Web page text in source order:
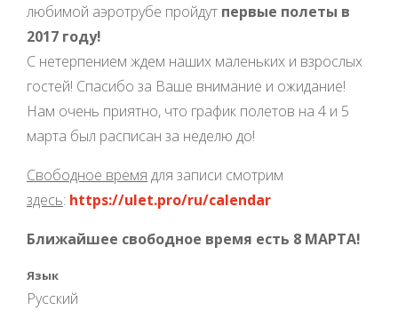
любимой аэротрубе пройдут первые полеты в
2017 году!
С нетерпением ждем наших маленьких и взрослых
гостей! Спасибо за Ваше внимание и ожидание!
Нам очень приятно, что график полетов на 4 и 5
марта был расписан за неделю до!
Свободное время для записи смотрим
здесь: https://ulet.pro/ru/calendar
Ближайшее свободное время есть 8 МАРТА!
Язык
Русский